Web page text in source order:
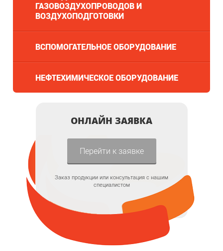
ГАЗОВОЗДУХОПРОВОДОВ И
ВОЗДУХОПОДГОТОВКИ
ВСПОМОГАТЕЛЬНОЕ ОБОРУДОВАНИЕ
НЕФТЕХИМИЧЕСКОЕ ОБОРУДОВАНИЕ
ОНЛАЙН ЗАЯВКА
Перейти к заявке
Заказ продукции или консультация с нашим
специалистом